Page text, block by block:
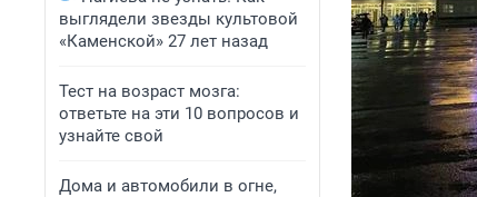
выглядели звезды культовой
«Каменской» 27 лет назад
Тест на возраст мозга:
ответьте на эти 10 вопросов и
узнайте свой
Дома и автомобили в огне,